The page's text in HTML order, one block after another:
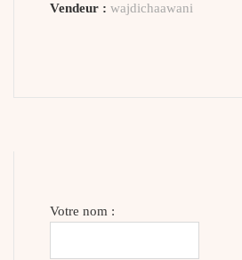
Vendeur : wajdichaawani
Votre nom :